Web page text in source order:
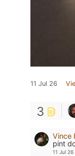
11 Jul 26
3
Vince
pint
11 Jul 26